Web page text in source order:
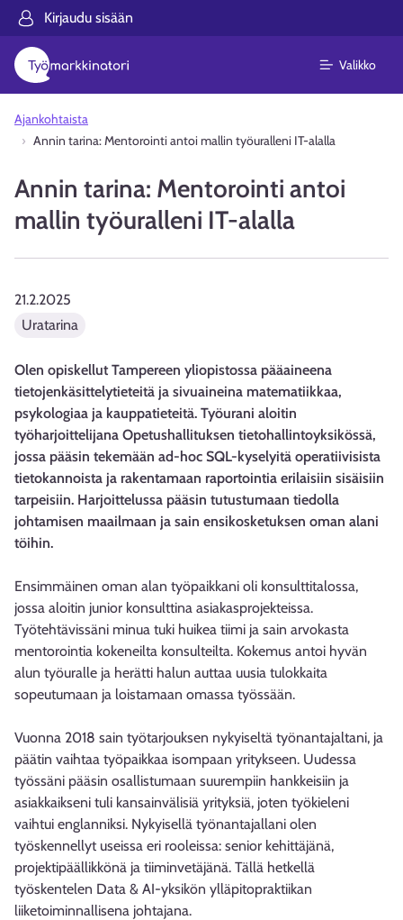
Kirjaudu sisään
Valikko
Ajankohtaista
Annin tarina: Mentorointi antoi mallin työuralleni IT-alalla
Annin tarina: Mentorointi antoi
mallin työuralleni IT-alalla
21.2.2025
Uratarina
Olen opiskellut Tampereen yliopistossa pääaineena
tietojenkäsittelytieteitä ja sivuaineina matematiikkaa,
psykologiaa ja kauppatieteitä. Työurani aloitin
työharjoittelijana Opetushallituksen tietohallintoyksikössä,
jossa pääsin tekemään ad-hoc SQL-kyselyitä operatiivisista
tietokannoista ja rakentamaan raportointia erilaisiin sisäisiin
tarpeisiin. Harjoittelussa pääsin tutustumaan tiedolla
johtamisen maailmaan ja sain ensikosketuksen oman alani
töihin.
Ensimmäinen oman alan työpaikkani oli konsulttitalossa,
jossa aloitin junior konsulttina asiakasprojekteissa.
Työtehtävissäni minua tuki huikea tiimi ja sain arvokasta
mentorointia kokeneilta konsulteilta. Kokemus antoi hyvän
alun työuralle ja herätti halun auttaa uusia tulokkaita
sopeutumaan ja loistamaan omassa työssään.
Vuonna 2018 sain työtarjouksen nykyiseltä työnantajaltani, ja
päätin vaihtaa työpaikkaa isompaan yritykseen. Uudessa
työssäni pääsin osallistumaan suurempiin hankkeisiin ja
asiakkaikseni tuli kansainvälisiä yrityksiä, joten työkieleni
vaihtui englanniksi. Nykyisellä työnantajallani olen
työskennellyt useissa eri rooleissa: senior kehittäjänä,
projektipäällikkönä ja tiiminvetäjänä. Tällä hetkellä
työskentelen Data & AI-yksikön ylläpitopraktiikan
liiketoiminnallisena johtajana.